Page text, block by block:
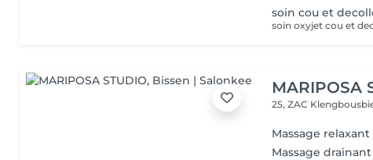
soin cou et
soin oxyjet cou et
MARIPOSA
25, ZAC
Massage relaxant
Massage drainant